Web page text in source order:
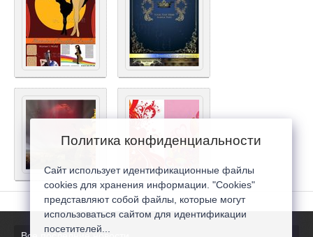
Политика конфиденциальности
Сайт использует идентификационные файлы
cookies для хранения информации. "Cookies"
представляют собой файлы, которые могут
использоваться сайтом для идентификации
посетителей...